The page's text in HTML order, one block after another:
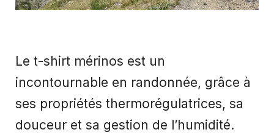
Le t-shirt mérinos est un
incontournable en randonnée, grâce à
ses propriétés thermorégulatrices, sa
douceur et sa gestion de l’humidité.